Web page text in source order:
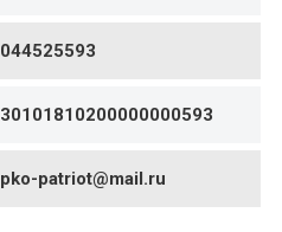
044525593
30101810200000000593
pko-patriot@mail.ru